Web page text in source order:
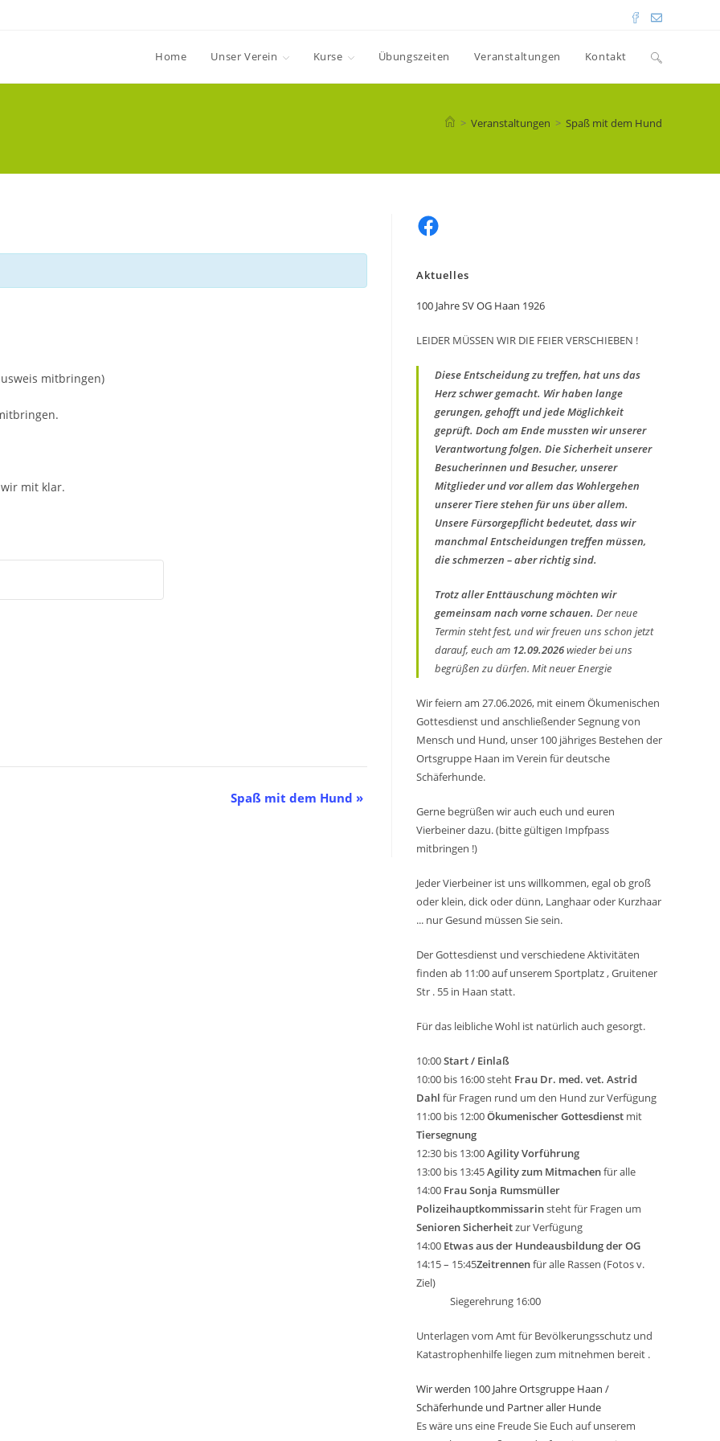
Home Unser Verein Kurse Übungszeiten Veranstaltungen Kontakt Toggle
> Veranstaltungen > Spaß mit dem Hund
mitbringen)
mit klar.
Spaß mit dem Hund »
Facebook
Aktuelles
100 Jahre SV OG Haan 1926
LEIDER MÜSSEN WIR DIE FEIER VERSCHIEBEN !
Diese Entscheidung zu treffen, hat uns das
Herz schwer gemacht. Wir haben lange
gerungen, gehofft und jede Möglichkeit
geprüft. Doch am Ende mussten wir unserer
Verantwortung folgen. Die Sicherheit unserer
Besucherinnen und Besucher, unserer
Mitglieder und vor allem das Wohlergehen
unserer Tiere stehen für uns über allem.
Unsere Fürsorgepflicht bedeutet, dass wir
manchmal Entscheidungen treffen müssen,
die schmerzen – aber richtig sind.
Trotz aller Enttäuschung möchten wir
gemeinsam nach vorne schauen. Der neue
Termin steht fest, und wir freuen uns schon jetzt
darauf, euch am 12.09.2026wieder bei uns
begrüßen zu dürfen. Mit neuer Energie
Wir feiern am 27.06.2026, mit einem Ökumenischen
Gottesdienst und anschließender Segnung von
Mensch und Hund, unser 100 jähriges Bestehen der
Ortsgruppe Haan im Verein für deutsche
Schäferhunde.
Gerne begrüßen wir auch euch und euren
Vierbeiner dazu. (bitte gültigen Impfpass
mitbringen !)
Jeder Vierbeiner ist uns willkommen, egal ob groß
oder klein, dick oder dünn, Langhaar oder Kurzhaar
... nur Gesund müssen Sie sein.
Der Gottesdienst und verschiedene Aktivitäten
finden ab 11:00 auf unserem Sportplatz , Gruitener
Str . 55 in Haan statt.
Für das leibliche Wohl ist natürlich auch gesorgt.
10:00Start / Einlaß
10:00 bis 16:00 steht Frau Dr. med. vet. Astrid
Dahl für Fragen rund um den Hund zur Verfügung
11:00 bis 12:00Ökumenischer Gottesdienst mit
Tiersegnung
12:30 bis 13:00Agility Vorführung
13:00 bis 13:45Agility zum Mitmachenfür alle
14:00 Frau Sonja Rumsmüller
Polizeihauptkommissarinsteht für Fragen um
Senioren Sicherheitzur Verfügung
14:00 Etwas aus der Hundeausbildung der OG
14:15 – 15:45Zeitrennenfür alle Rassen (Fotos v.
Ziel)
Siegerehrung 16:00
Unterlagen vom Amt für Bevölkerungsschutz und
Katastrophenhilfe liegen zum mitnehmen bereit .
Wir werden 100 Jahre Ortsgruppe Haan /
Schäferhunde und Partner aller Hunde
Es wäre uns eine Freude Sie Euch auf unserem